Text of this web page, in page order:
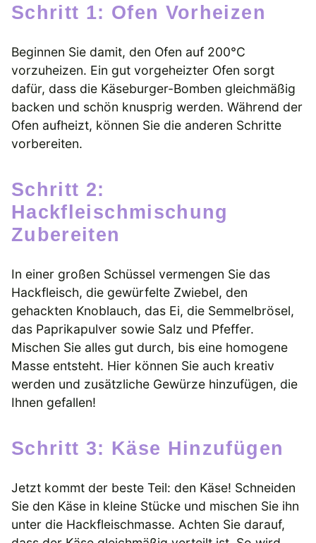
Schritt 1: Ofen Vorheizen
Beginnen Sie damit, den Ofen auf 200°C
vorzuheizen. Ein gut vorgeheizter Ofen sorgt
dafür, dass die Käseburger-Bomben gleichmäßig
backen und schön knusprig werden. Während der
Ofen aufheizt, können Sie die anderen Schritte
vorbereiten.
Schritt 2:
Hackfleischmischung
Zubereiten
In einer großen Schüssel vermengen Sie das
Hackfleisch, die gewürfelte Zwiebel, den
gehackten Knoblauch, das Ei, die Semmelbrösel,
das Paprikapulver sowie Salz und Pfeffer.
Mischen Sie alles gut durch, bis eine homogene
Masse entsteht. Hier können Sie auch kreativ
werden und zusätzliche Gewürze hinzufügen, die
Ihnen gefallen!
Schritt 3: Käse Hinzufügen
Jetzt kommt der beste Teil: den Käse! Schneiden
Sie den Käse in kleine Stücke und mischen Sie ihn
unter die Hackfleischmasse. Achten Sie darauf,